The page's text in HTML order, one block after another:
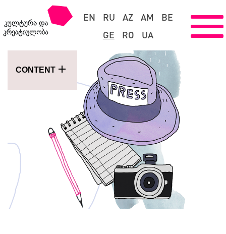
EN RU AZ AM
BE
GE
RO UA
CONTENT